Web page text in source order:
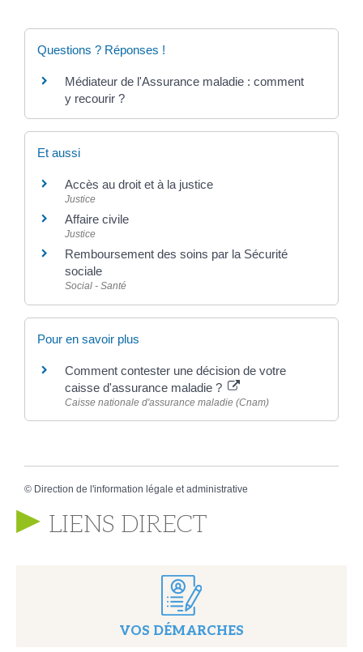
Questions ? Réponses !
Médiateur de l'Assurance maladie : comment
y recourir ?
Et aussi
Accès au droit et à la justice
Justice
Affaire civile
Justice
Remboursement des soins par la Sécurité
sociale
Social - Santé
Pour en savoir plus
Comment contester une décision de votre
caisse d'assurance maladie ?
Caisse nationale d'assurance maladie (Cnam)
© Direction de l'information légale et administrative
LIENS DIRECT
VOS DÉMARCHES